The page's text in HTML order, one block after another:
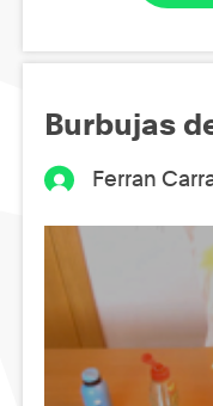
Burbujas
Ferran